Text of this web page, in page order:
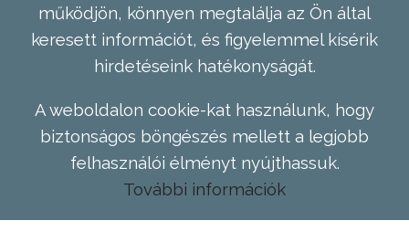
működjön, könnyen megtalálja az Ön által
keresett információt, és figyelemmel kísérik
hirdetéseink hatékonyságát.
A weboldalon cookie-kat használunk, hogy
biztonságos böngészés mellett a legjobb
felhasználói élményt nyújthassuk.
További információk